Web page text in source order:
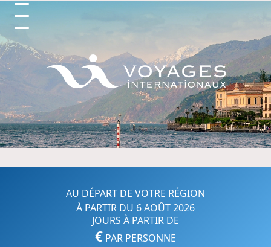
Circuits et Séjours en France,
AU DÉPART DE VOTRE RÉGION
À PARTIR DU 6 AOÛT 2026
JOURS À PARTIR DE
€ PAR PERSONNE